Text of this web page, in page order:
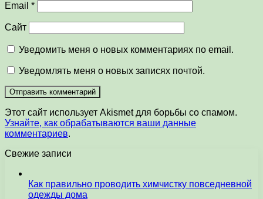
Email *
Сайт
Уведомить меня о новых комментариях по email.
Уведомлять меня о новых записях почтой.
Этот сайт использует Akismet для борьбы со спамом.
Узнайте, как обрабатываются ваши данные
комментариев.
Свежие записи
Как правильно проводить химчистку повседневной
одежды дома